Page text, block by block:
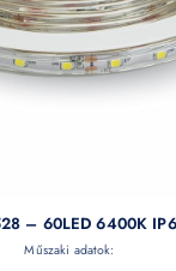
– 60LED 6400K
Műszaki adatok: